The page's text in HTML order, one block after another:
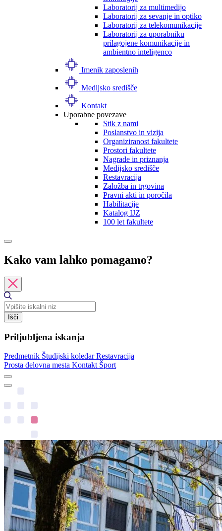
Laboratorij za multimedijo
Laboratorij za sevanje in optiko
Laboratorij za telekomunikacije
Laboratorij za uporabniku
prilagojene komunikacije in
ambientno inteligenco
Imenik zaposlenih
Medijsko središče
Kontakt
Uporabne povezave
Stik z nami
Poslanstvo in vizija
Organiziranost fakultete
Prostori fakultete
Nagrade in priznanja
Medijsko središče
Restavracija
Založba in trgovina
Pravni akti in poročila
Habilitacije
Katalog IJZ
100 let fakultete
Kako vam lahko pomagamo?
Išči
Priljubljena iskanja
Predmetnik Študijski koledarRestavracija
Prosta delovna mesta Kontakt Šport